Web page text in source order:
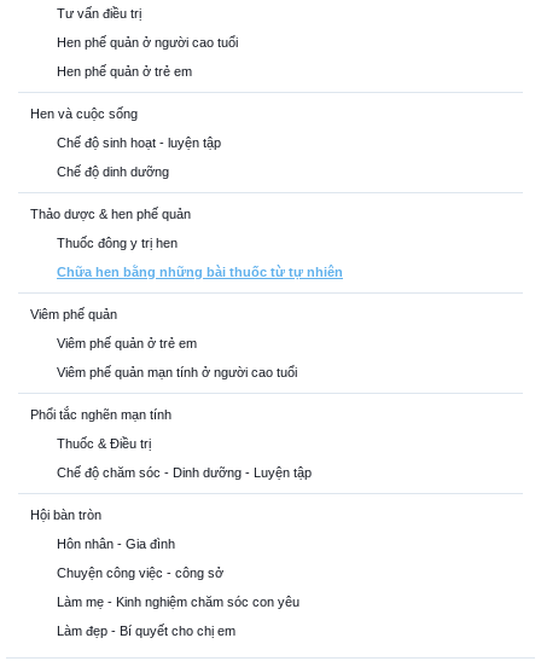
Tư vấn điều trị
Hen phế quản ở người cao tuổi
Hen phế quản ở trẻ em
Hen và cuộc sống
Chế độ sinh hoạt - luyện tập
Chế độ dinh dưỡng
Thảo dược & hen phế quản
Thuốc đông y trị hen
Chữa hen bằng những bài thuốc từ tự nhiên
Viêm phế quản
Viêm phế quản ở trẻ em
Viêm phế quản mạn tính ở người cao tuổi
Phổi tắc nghẽn mạn tính
Thuốc & Điều trị
Chế độ chăm sóc - Dinh dưỡng - Luyện tập
Hội bàn tròn
Hôn nhân - Gia đình
Chuyện công việc - công sở
Làm mẹ - Kinh nghiệm chăm sóc con yêu
Làm đẹp - Bí quyết cho chị em